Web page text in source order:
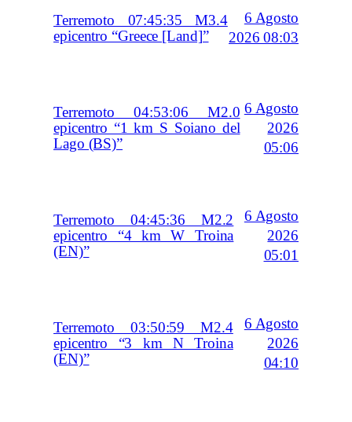
Terremoto 07:45:35 M3.4
epicentro “Greece [Land]”
6 Agosto
2026 08:03
Terremoto 04:53:06 M2.0
epicentro “1 km S Soiano del
Lago (BS)”
6 Agosto
2026
05:06
Terremoto 04:45:36 M2.2
epicentro “4 km W Troina
(EN)”
6 Agosto
2026
05:01
Terremoto 03:50:59 M2.4
epicentro “3 km N Troina
(EN)”
6 Agosto
2026
04:10